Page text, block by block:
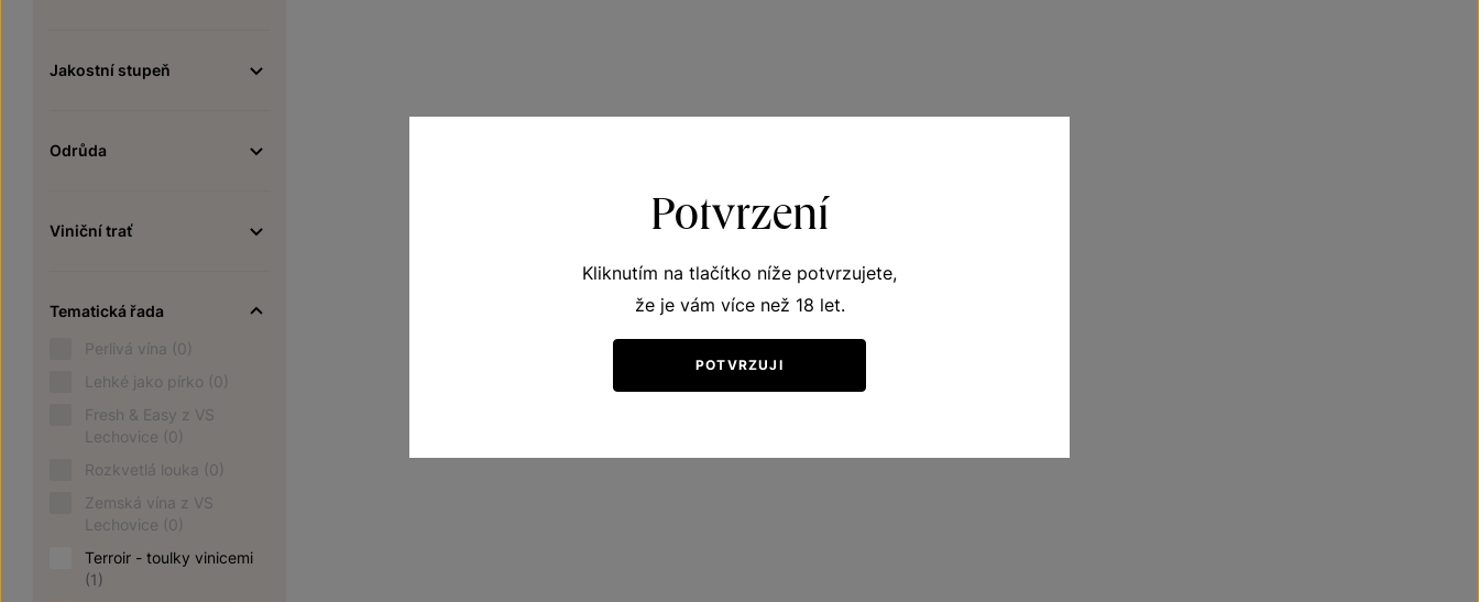
Jakostní stupeň
Odrůda
Viniční trať
Tematická řada
Perlivá vína (0)
Lehké jako pírko (0)
Fresh & Easy z VS
Lechovice (0)
Rozkvetlá louka (0)
Zemská vína z VS
Lechovice (0)
Terroir - toulky vinicemi
(1)
Potvrzení
Kliknutím na tlačítko níže potvrzujete,
že je vám více než 18 let.
POTVRZUJI